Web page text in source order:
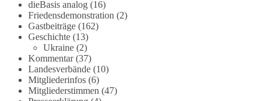
klassischen Naturschutz hinausreichen und
grundlegende Fragen zum Menschenbild, zum
Rechtsstaat und zur Demokratie aufwerfen. [...]
👉 Hier weiterlesen:https://diebasis-
partei.de/2026/07/grundrechte-der-natur-ein-
angriff-auf-das-grundgesetz/
dieBasis analog(16)
Friedensdemonstration (2)
Gastbeiträge(162)
Geschichte(13)
Ukraine(2)
Kommentar(37)
Landesverbände(10)
Mitgliederinfos(6)
Mitgliederstimmen (47)